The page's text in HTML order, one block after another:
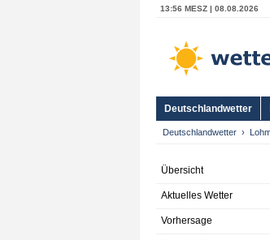
13:56 MESZ | 08.08.2026
Deutschlandwetter
Deutschlandwetter
Übersicht
Aktuelles Wetter
Vorhersage